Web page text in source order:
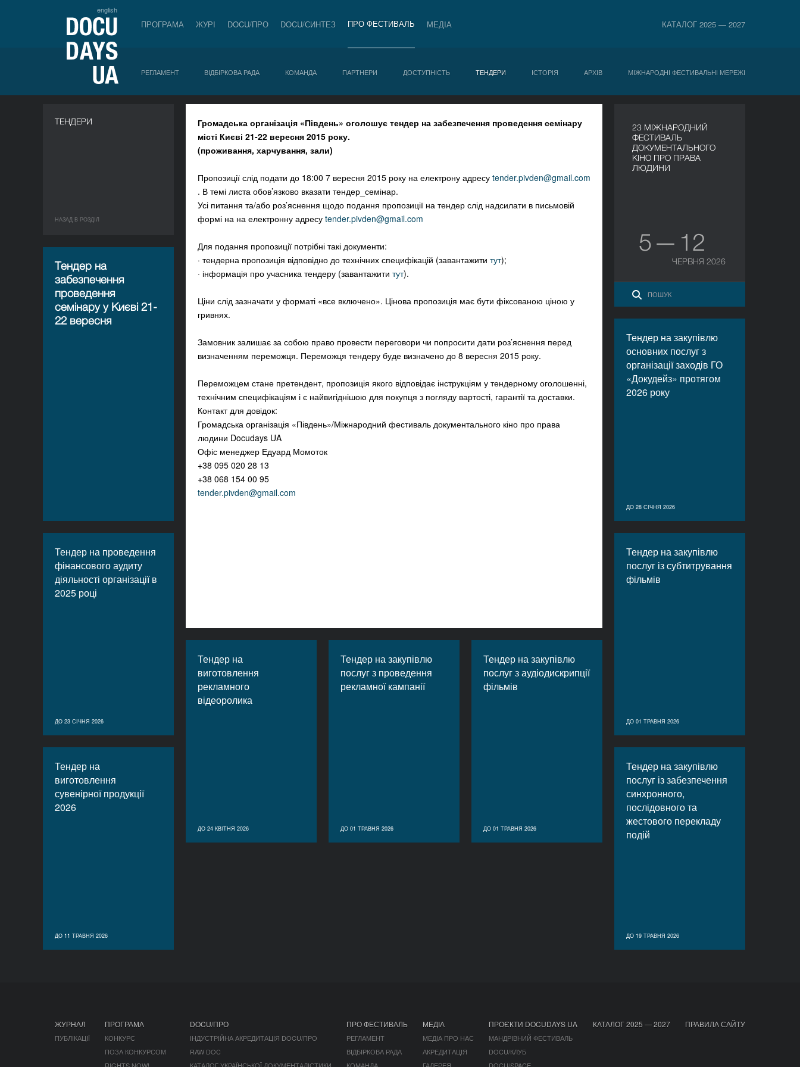
english
ПРОГРАМА ЖУРІ DOCU/ПРО DOCU/СИНТЕЗ ПРО ФЕСТИВАЛЬ МЕДІА КАТАЛОГ 2025 — 2027
РЕГЛАМЕНТ ВІДБІРКОВА РАДА КОМАНДА ПАРТНЕРИ ДОСТУПНІСТЬ ТЕНДЕРИ ІСТОРІЯ АРХІВ МІЖНАРОДНІ ФЕСТИВАЛЬНІ МЕРЕЖІ
ТЕНДЕРИ
НАЗАД В РОЗДIЛ
Тендер на
забезпечення
проведення
семінару у Києві 21-
22 вересня
Громадська організація «Південь» оголошує тендер на забезпечення проведення семінару
місті Києві 21-22 вересня 2015 року.
(проживання, харчування, зали)
Пропозиції слід подати до 18:00 7 вересня 2015 року на електрону адресу tender.pivden@gmail.com
. В темі листа обов’язково вказати тендер_семінар.
Усі питання та/або роз’яснення щодо подання пропозиції на тендер слід надсилати в письмовій
формі на на електронну адресу tender.pivden@gmail.com
Для подання пропозиції потрібні такі документи:
· тендерна пропозиція відповідно до технічних специфікацій (завантажити тут);
· інформація про учасника тендеру (завантажити тут).
Ціни слід зазначати у форматі «все включено». Цінова пропозиція має бути фіксованою ціною у
гривнях.
Замовник залишає за собою право провести переговори чи попросити дати роз’яснення перед
визначенням переможця. Переможця тендеру буде визначено до 8 вересня 2015 року.
Переможцем стане претендент, пропозиція якого відповідає інструкціям у тендерному оголошенні,
технічним специфікаціям і є найвигіднішою для покупця з погляду вартості, гарантії та доставки.
Контакт для довідок:
Громадська організація «Південь»/Міжнародний фестиваль документального кіно про права
людини Docudays UA
Офіс менеджер Едуард Момоток
+38 095 020 28 13
+38 068 154 00 95
tender.pivden@gmail.com
23 МІЖНАРОДНИЙ
ФЕСТИВАЛЬ
ДОКУМЕНТАЛЬНОГО
КІНО ПРО ПРАВА
ЛЮДИНИ
5 — 12
ЧЕРВНЯ 2026
Тендер на закупівлю
основних послуг з
організації заходів ГО
«Докудейз» протягом
2026 року
ДО 28 СІЧНЯ 2026
Тендер на проведення
фінансового аудиту
діяльності організації в
2025 році
ДО 23 СІЧНЯ 2026
Тендер на закупівлю
послуг із субтитрування
фільмів
ДО 01 ТРАВНЯ 2026
Тендер на
виготовлення
рекламного
відеоролика
ДО 24 КВІТНЯ 2026
Тендер на закупівлю
послуг з проведення
рекламної кампанії
ДО 01 ТРАВНЯ 2026
Тендер на закупівлю
послуг з аудіодискрипції
фільмів
ДО 01 ТРАВНЯ 2026
Тендер на
виготовлення
сувенірної продукції
2026
ДО 11 ТРАВНЯ 2026
Тендер на закупівлю
послуг із забезпечення
синхронного,
послідовного та
жестового перекладу
подій
ДО 19 ТРАВНЯ 2026
ЖУРНАЛ
ПУБЛІКАЦІЇ
ПРОГРАМА
КОНКУРС
ПОЗА КОНКУРСОМ
DOCU/ПРО
ІНДУСТРІЙНА АКРЕДИТАЦІЯ DOCU/ПРО
RAW DOC
ПРО ФЕСТИВАЛЬ
РЕГЛАМЕНТ
ВІДБІРКОВА РАДА
МЕДІА
МЕДІА ПРО НАС
АКРЕДИТАЦІЯ
ПРОЄКТИ DOCUDAYS UA
МАНДРІВНИЙ ФЕСТИВАЛЬ
DOCU/КЛУБ
КАТАЛОГ 2025 — 2027 ПРАВИЛА САЙТУ